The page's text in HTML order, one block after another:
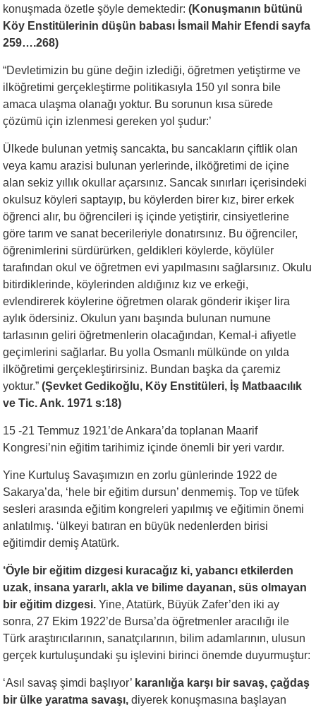
konuşmada özetle şöyle demektedir:(Konuşmanın bütünü
Köy Enstitülerinin düşün babası İsmail Mahir Efendi sayfa
259….268)
“Devletimizin bu güne değin izlediği, öğretmen yetiştirme ve
ilköğretimi gerçekleştirme politikasıyla 150 yıl sonra bile
amaca ulaşma olanağı yoktur. Bu sorunun kısa sürede
çözümü için izlenmesi gereken yol şudur:’
Ülkede bulunan yetmiş sancakta, bu sancakların çiftlik olan
veya kamu arazisi bulunan yerlerinde, ilköğretimi de içine
alan sekiz yıllık okullar açarsınız. Sancak sınırları içerisindeki
okulsuz köyleri saptayıp, bu köylerden birer kız, birer erkek
öğrenci alır, bu öğrencileri iş içinde yetiştirir, cinsiyetlerine
göre tarım ve sanat becerileriyle donatırsınız. Bu öğrenciler,
öğrenimlerini sürdürürken, geldikleri köylerde, köylüler
tarafından okul ve öğretmen evi yapılmasını sağlarsınız. Okulu
bitirdiklerinde, köylerinden aldığınız kız ve erkeği,
evlendirerek köylerine öğretmen olarak gönderir ikişer lira
aylık ödersiniz. Okulun yanı başında bulunan numune
tarlasının geliri öğretmenlerin olacağından, Kemal-i afiyetle
geçimlerini sağlarlar. Bu yolla Osmanlı mülkünde on yılda
ilköğretimi gerçekleştirirsiniz. Bundan başka da çaremiz
yoktur.”(Şevket Gedikoğlu, Köy Enstitüleri, İş Matbaacılık
ve Tic. Ank. 1971 s:18)
15 -21 Temmuz 1921’de Ankara’da toplanan Maarif
Kongresi’nin eğitim tarihimiz içinde önemli bir yeri vardır.
Yine Kurtuluş Savaşımızın en zorlu günlerinde 1922 de
Sakarya’da, ‘hele bir eğitim dursun’ denmemiş. Top ve tüfek
sesleri arasında eğitim kongreleri yapılmış ve eğitimin önemi
anlatılmış. ‘ülkeyi batıran en büyük nedenlerden birisi
eğitimdir demiş Atatürk.
‘Öyle bir eğitim dizgesi kuracağız ki, yabancı etkilerden
uzak, insana yararlı, akla ve bilime dayanan, süs olmayan
bir eğitim dizgesi. Yine, Atatürk, Büyük Zafer’den iki ay
sonra, 27 Ekim 1922’de Bursa’da öğretmenler aracılığı ile
Türk araştırıcılarının, sanatçılarının, bilim adamlarının, ulusun
gerçek kurtuluşundaki şu işlevini birinci önemde duyurmuştur:
‘Asıl savaş şimdi başlıyor’ karanlığa karşı bir savaş, çağdaş
bir ülke yaratma savaşı, diyerek konuşmasına başlayan